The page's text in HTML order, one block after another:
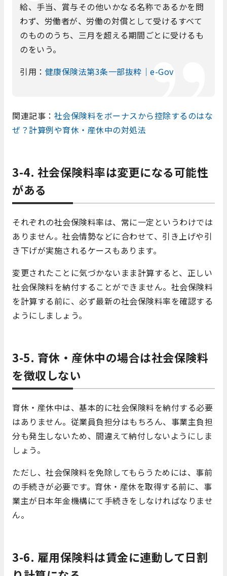
給、手当、賞与その他いかなる名称であるかを問
わず、労働者が、労働の対償として受けるすべて
のもののうち、三月を超える期間ごとに受けるも
のをいう。
引用： 健康保険法第3条一部抜粋｜e-Gov
関連記事： 社会保険料をボーナスから控除するのはな
ぜ？計算例や育休・産休中の対処法
3-4. 社会保険料率は変更になる可能性
がある
それぞれの社会保険料率は、常に一定というわけでは
ありません。社会情勢などに合わせて、引き上げや引
き下げが実施されるケースもあります。
変更されたことに気づかないまま計算すると、正しい
社会保険料を納付することができません。社会保険料
を計算する前に、必ず最新の社会保険料率を確認する
ようにしましょう。
3-5. 育休・産休中の場合は社会保険料
を徴収しない
育休・産休中は、基本的に社会保険料を納付する必要
はありません。従業員負担分はもちろん、事業主負担
分も発生しないため、間違えて納付しないようにしま
しょう。
ただし、社会保険料を免除してもらうためには、事前
の手続きが必要です。育休・産休を取得する前に、事
業主が日本年金機構にて手続きをしなければなりませ
ん。
3-6. 雇用保険料は賃金に連動して日割